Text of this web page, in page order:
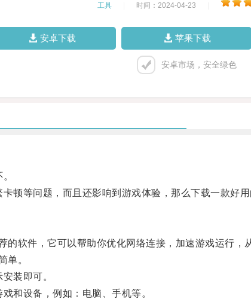
工具 时间：2024-04-23
安卓下载 苹果下载
安卓市场，安全绿色
等问题，而且还影响到游戏体验，那么下载一款好用
软件，它可以帮助你优化网络连接，加速游戏运行，
。
装即可。
设备，例如：电脑、手机等。